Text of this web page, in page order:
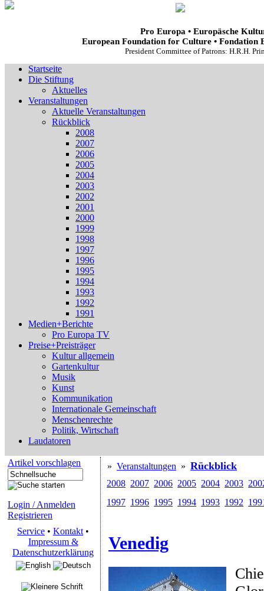
Pro Europa • Europäsche
European Foundation for Culture • Fondation
President Committee of Patrons: H.R.H.
Startseite
Die Stiftung
Aktuelles
Veranstaltungen
Aktuelle Veranstaltungen
Rückblick
2008
2007
2006
2005
2004
2003
2002
2001
2000
1999
1998
1997
1996
1995
1994
1993
1992
1991
Medien+Berichte
Pro Europa TV
Preise+Preisträger
Kultur allgemein
Gartenkultur
Musik
Kunst
Kommunikation
Internationale Gemeinschaft
Menschenrechte
Politik, Wirtschaft
Laudatoren
Artikel vorschlagen
Login / Anmelden
Registrieren
Service • Kontakt •
Impressum &
Datenschutzerklärung
» Veranstaltungen » Rückblick
2008 2007 2006 2005 2004 2003
1997 1996 1995 1994 1993 1992
Venedig